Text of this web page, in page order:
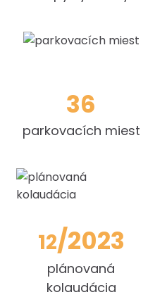
36
parkovacích miest
12/2023
plánovaná
kolaudácia